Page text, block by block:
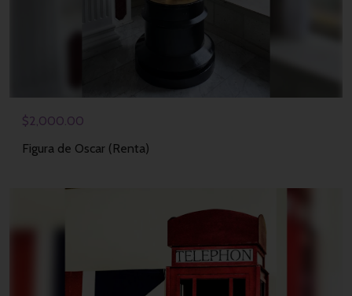
$2,000.00
Figura de Oscar (Renta)